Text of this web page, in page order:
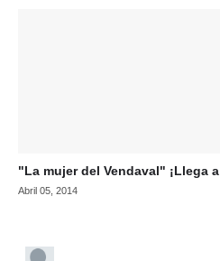
"La mujer del Vendaval" ¡Llega
Abril 05, 2014